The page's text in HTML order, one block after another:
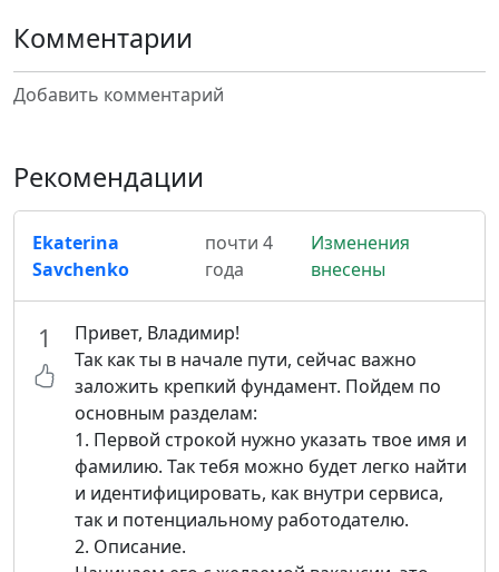
Комментарии
Добавить комментарий
Рекомендации
Ekaterina
Savchenko
почти 4
года
Изменения
внесены
1
Привет, Владимир!
Так как ты в начале пути, сейчас важно
заложить крепкий фундамент. Пойдем по
основным разделам:
1. Первой строкой нужно указать твое имя и
фамилию. Так тебя можно будет легко найти
и идентифицировать, как внутри сервиса,
так и потенциальному работодателю.
2. Описание.